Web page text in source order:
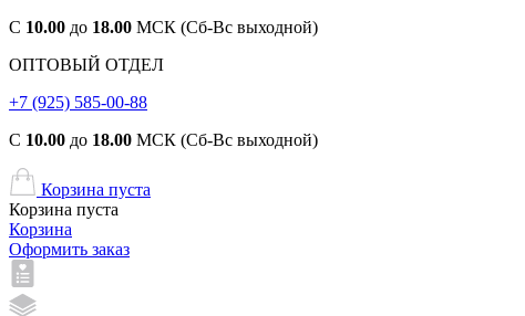
С 10.00 до 18.00 МСК (Сб-Вс выходной)
ОПТОВЫЙ ОТДЕЛ
+7 (925) 585-00-88
С 10.00 до 18.00 МСК (Сб-Вс выходной)
Корзина пуста
Корзина пуста
Корзина
Оформить заказ